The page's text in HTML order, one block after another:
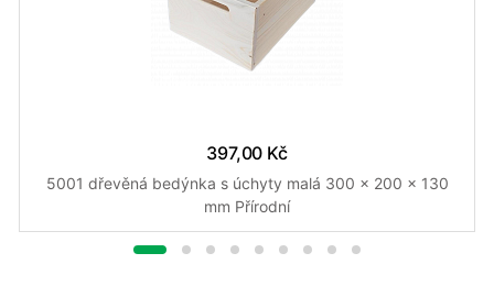
397,00 Kč
5001 dřevěná bedýnka s úchyty malá 300 x 200 x 130
mm Přírodní